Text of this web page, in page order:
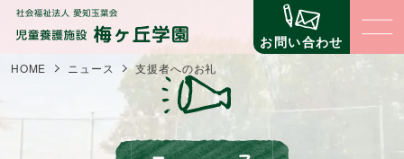
お問い合わせ
梅ヶ丘学園について
HOME ニュース 支援者へのお礼